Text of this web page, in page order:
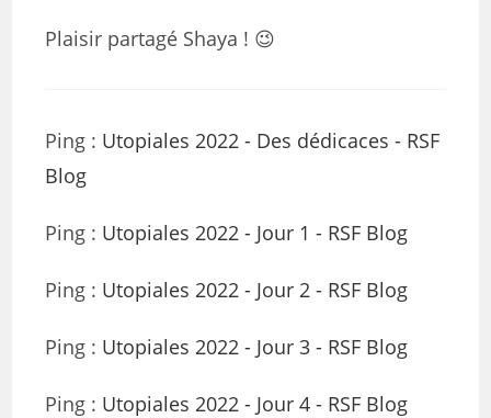
Plaisir partagé Shaya ! 😉
Ping : Utopiales 2022 - Des dédicaces - RSF
Blog
Ping : Utopiales 2022 - Jour 1 - RSF Blog
Ping : Utopiales 2022 - Jour 2 - RSF Blog
Ping : Utopiales 2022 - Jour 3 - RSF Blog
Ping : Utopiales 2022 - Jour 4 - RSF Blog